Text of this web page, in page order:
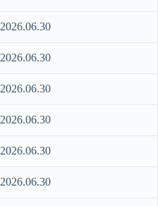
2026.06.30
2026.06.30
2026.06.30
2026.06.30
2026.06.30
2026.06.30